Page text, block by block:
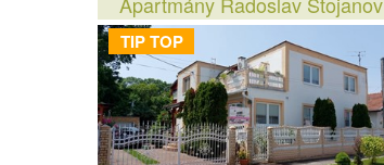
TIP TOP